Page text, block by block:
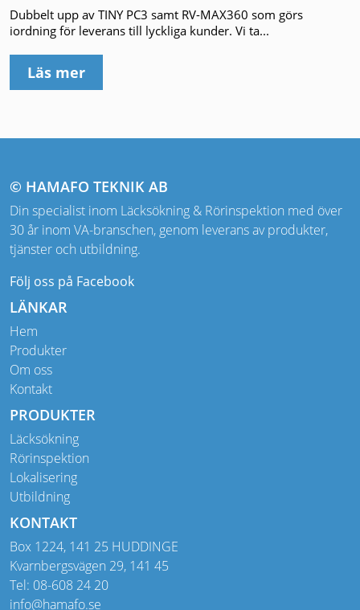
Dubbelt upp av TINY PC3 samt RV-MAX360 som görs
iordning för leverans till lyckliga kunder. Vi ta...
Läs mer
© HAMAFO TEKNIK AB
Din specialist inom Läcksökning & Rörinspektion med över
30 år inom VA-branschen, genom leverans av produkter,
tjänster och utbildning.
Följ oss på Facebook
LÄNKAR
Hem
Produkter
Om oss
Kontakt
PRODUKTER
Läcksökning
Rörinspektion
Lokalisering
Utbildning
KONTAKT
Box 1224, 141 25 HUDDINGE
Kvarnbergsvägen 29, 141 45
Tel: 08-608 24 20
info@hamafo.se